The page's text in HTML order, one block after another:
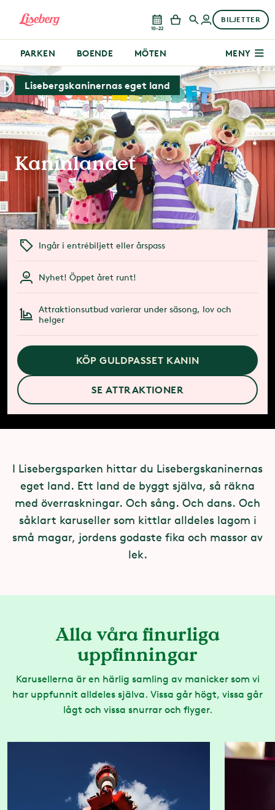
10–22
BILJETTER
PARKEN BOENDE MÖTEN MENY
Lisebergskaninernas eget land
Kaninlandet
Ingår i entrébiljett eller årspass
Nyhet! Öppet året runt!
Attraktionsutbud varierar under säsong, lov och
helger
KÖP GULDPASSET KANIN
SE ATTRAKTIONER
I Lisebergsparken hittar du Lisebergskaninernas
eget land. Ett land de byggt själva, så räkna
med överraskningar. Och sång. Och dans. Och
såklart karuseller som kittlar alldeles lagom i
små magar, jordens godaste fika och massor av
lek.
Alla våra finurliga
uppfinningar
Karusellerna är en härlig samling av manicker som vi
har uppfunnit alldeles själva. Vissa går högt, vissa går
lågt och vissa snurrar och flyger.